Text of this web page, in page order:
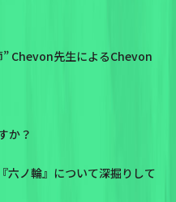
” Chevon先生によるChevon
か？
六ノ輪』について深掘りして